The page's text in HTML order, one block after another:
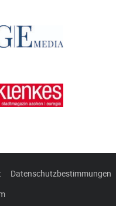
Datenschutzbestimmungen